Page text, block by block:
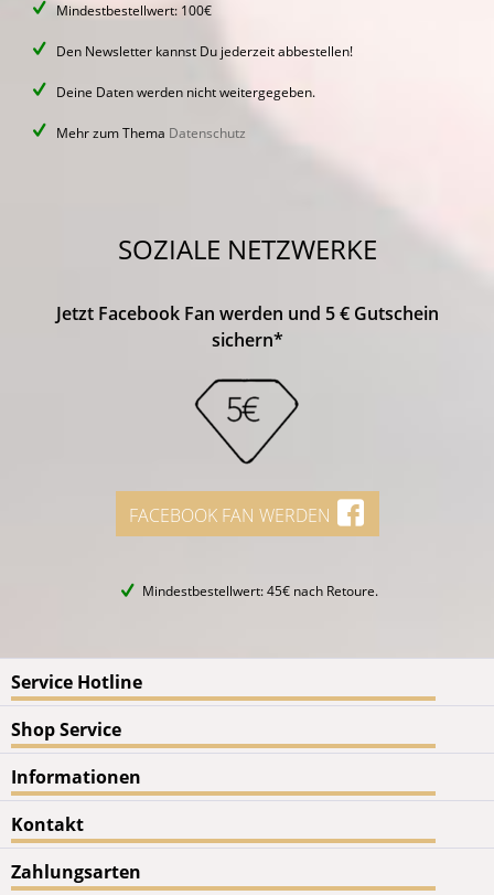
Mindestbestellwert: 100€
Den Newsletter kannst Du jederzeit abbestellen!
Deine Daten werden nicht weitergegeben.
Mehr zum Thema Datenschutz
SOZIALE NETZWERKE
Jetzt Facebook Fan werden und 5 € Gutschein
sichern*
FACEBOOK FAN WERDEN
Mindestbestellwert: 45€ nach Retoure.
Service Hotline
Shop Service
Informationen
Kontakt
Zahlungsarten